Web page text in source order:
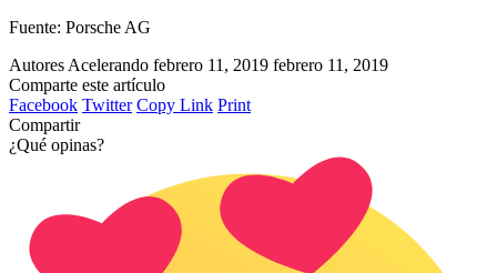
Fuente: Porsche AG
Autores Acelerando febrero 11, 2019 febrero 11, 2019
Comparte este artículo
Facebook Twitter Copy Link Print
Compartir
¿Qué opinas?